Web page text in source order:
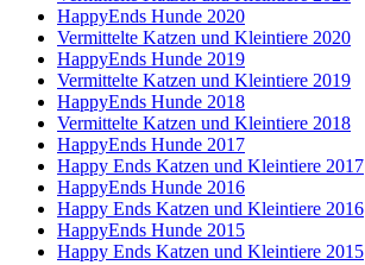
HappyEnds Hunde 2020
Vermittelte Katzen und Kleintiere 2020
HappyEnds Hunde 2019
Vermittelte Katzen und Kleintiere 2019
HappyEnds Hunde 2018
Vermittelte Katzen und Kleintiere 2018
HappyEnds Hunde 2017
Happy Ends Katzen und Kleintiere 2017
HappyEnds Hunde 2016
Happy Ends Katzen und Kleintiere 2016
HappyEnds Hunde 2015
Happy Ends Katzen und Kleintiere 2015